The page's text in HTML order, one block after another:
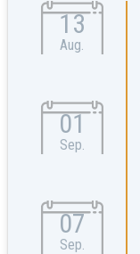
13
Aug.
01
Sep.
07
Sep.